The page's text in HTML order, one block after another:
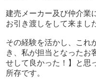
建売メーカー及び仲介業
お引き渡しをして来まし
その経験を活かし、これ
き、私が担当となったお
せして良かった！】と思
所存です。